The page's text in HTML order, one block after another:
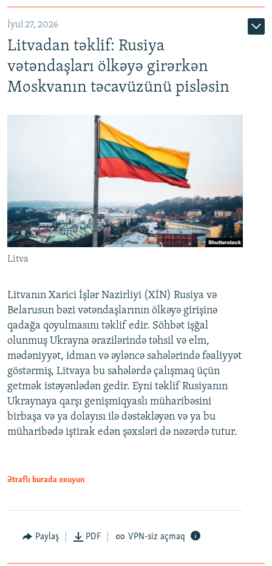
İyul 27, 2026
Litvadan təklif: Rusiya
vətəndaşları ölkəyə girərkən
Moskvanın təcavüzünü pisləsin
Litva
Litvanın Xarici İşlər Nazirliyi (XİN) Rusiya və
Belarusun bəzi vətəndaşlarının ölkəyə girişinə
qadağa qoyulmasını təklif edir. Söhbət işğal
olunmuş Ukrayna ərazilərində təhsil və elm,
mədəniyyət, idman və əyləncə sahələrində fəaliyyət
göstərmiş, Litvaya bu sahələrdə çalışmaq üçün
getmək istəyənlədən gedir. Eyni təklif Rusiyanın
Ukraynaya qarşı genişmiqyaslı müharibəsini
birbaşa və ya dolayısı ilə dəstəkləyən və ya bu
müharibədə iştirak edən şəxsləri də nəzərdə tutur.
Ətraflı burada oxuyun
Paylaş PDF VPN-siz açmaq